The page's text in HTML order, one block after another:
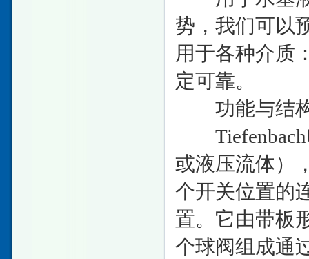
势，我们可以
用于各种介质
定可靠。
功能与结
Tiefenbach
或液压流体）
个开关位置的
置。它由带板
个球阀组成通